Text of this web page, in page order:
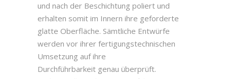
und nach der Beschichtung poliert und
erhalten somit im Innern ihre geforderte
glatte Oberfläche. Sämtliche Entwürfe
werden vor ihrer fertigungstechnischen
Umsetzung auf ihre
Durchführbarkeit genau überprüft.